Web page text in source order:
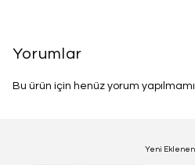
Yorumlar
Bu ürün için henüz yorum
Yeni